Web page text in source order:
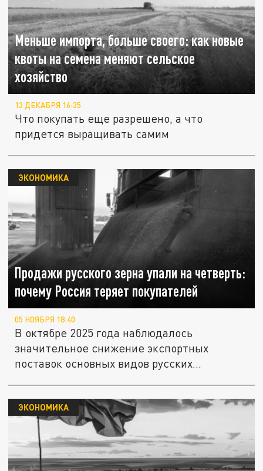
Меньше импорта, больше своего: как новые
квоты на семена меняют сельское
хозяйство
13 ДЕКАБРЯ 16:35
Что покупать еще разрешено, а что
придется выращивать самим
Продажи русского зерна упали на четверть:
почему Россия теряет покупателей
ЭКОНОМИКА
05 НОЯБРЯ 18:40
В октябре 2025 года наблюдалось
значительное снижение экспортных
поставок основных видов русских
ЭКОНОМИКА